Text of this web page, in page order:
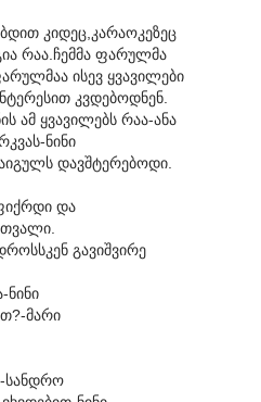
კიდეც,კარაოკეზეც
რაა.ჩემმა ფარულმა
ისევ ყვავილები
კვდებოდნენ.
ამ ყვავილებს რაა-ანა
ნინი
დავშტერებოდი.
და
გავიშვირე
ნინი
მარი
სანდრო